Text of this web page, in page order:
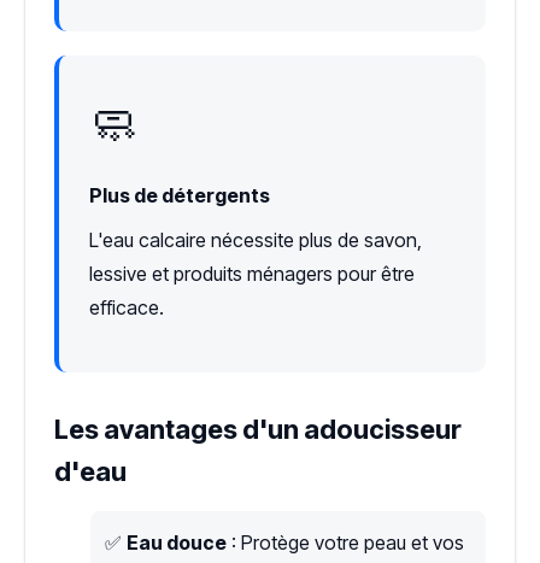
🧼
Plus de détergents
L'eau calcaire nécessite plus de savon,
lessive et produits ménagers pour être
efficace.
Les avantages d'un adoucisseur
d'eau
✅ Eau douce : Protège votre peau et vos